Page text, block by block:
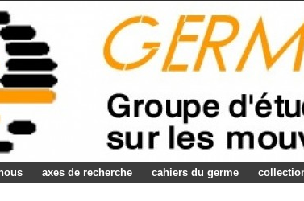
axes de recherche cahiers du germe